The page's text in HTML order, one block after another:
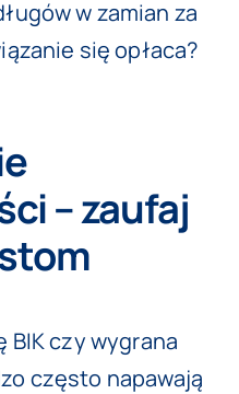
w zamian za
się opłaca?
– zaufaj
BIK czy wygrana
często napawają